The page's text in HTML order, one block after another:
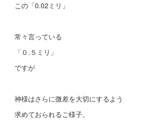
この「0.02ミリ」
常々言っている
「０.５ミリ」
ですが
神様はさらに微差を大切にするよう
求めておられるご様子。